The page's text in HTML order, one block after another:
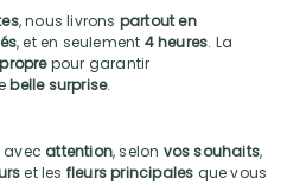
, nous livrons partout en
, et en seulement 4 heures. La
pour garantir
belle surprise.
avec attention, selon vos souhaits,
et les fleurs principales que vous